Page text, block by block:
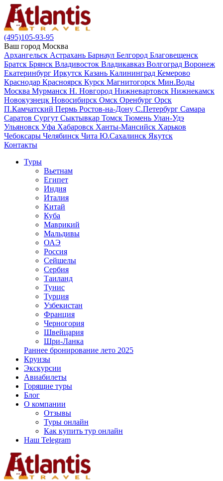
(495)105-93-95
Ваш город Москва
Архангельск Астрахань Барнаул Белгород Благовещенск
Братск Брянск Владивосток Владикавказ Волгоград Воронеж
Екатеринбург Иркутск Казань Калининград Кемерово
Краснодар Красноярск Курск Магнитогорск Мин.Воды
Москва Мурманск Н. Новгород Нижневартовск Нижнекамск
Новокузнецк Новосибирск Омск Оренбург Орск
П.Камчатский Пермь Ростов-на-Дону С.Петербург Самара
Саратов Сургут Сыктывкар Томск Тюмень Улан-Удэ
Ульяновск Уфа Хабаровск Ханты-Мансийск Харьков
Чебоксары Челябинск Чита Ю.Сахалинск Якутск
Контакты
Туры
Вьетнам
Египет
Индия
Италия
Китай
Куба
Маврикий
Мальдивы
ОАЭ
Россия
Сейшелы
Сербия
Таиланд
Тунис
Турция
Узбекистан
Франция
Черногория
Швейцария
Шри-Ланка
Раннее бронирование лето 2025
Круизы
Экскурсии
Авиабилеты
Горящие туры
Блог
О компании
Отзывы
Туры онлайн
Как купить тур онлайн
Наш Telegram